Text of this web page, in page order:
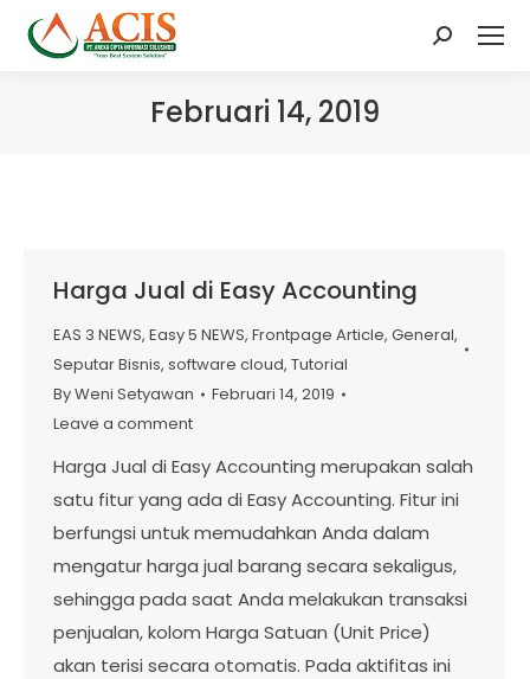
Search:
Februari 14, 2019
Harga Jual di Easy Accounting
EAS 3 NEWS, Easy 5 NEWS, Frontpage Article, General,
Seputar Bisnis, software cloud, Tutorial
ByWeni Setyawan
Februari 14, 2019
Leave a comment
Harga Jual di Easy Accounting merupakan salah
satu fitur yang ada di Easy Accounting. Fitur ini
berfungsi untuk memudahkan Anda dalam
mengatur harga jual barang secara sekaligus,
sehingga pada saat Anda melakukan transaksi
penjualan, kolom Harga Satuan (Unit Price)
akan terisi secara otomatis. Pada aktifitas ini